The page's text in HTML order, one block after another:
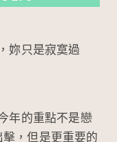
妳只是寂寞過
年的重點不是戀
，但是更重要的